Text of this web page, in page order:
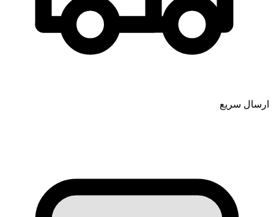
ارسال سریع